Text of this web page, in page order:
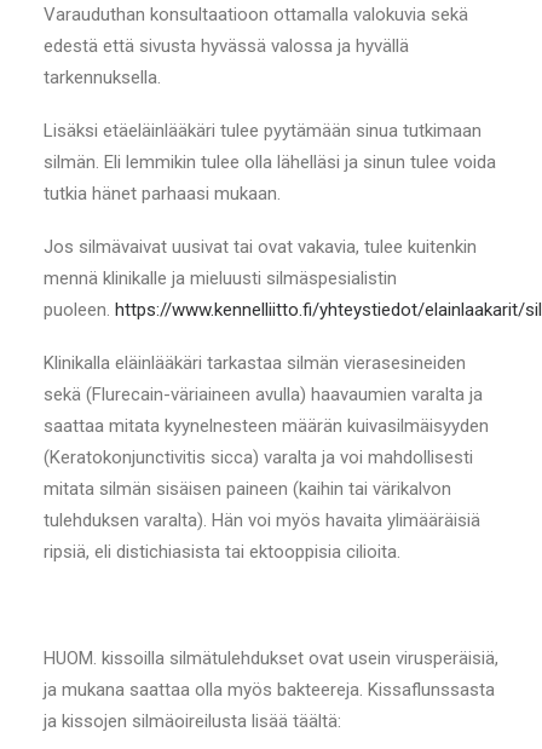
Varauduthan konsultaatioon ottamalla valokuvia sekä
edestä että sivusta hyvässä valossa ja hyvällä
tarkennuksella.
Lisäksi etäeläinlääkäri tulee pyytämään sinua tutkimaan
silmän. Eli lemmikin tulee olla lähelläsi ja sinun tulee voida
tutkia hänet parhaasi mukaan.
Jos silmävaivat uusivat tai ovat vakavia, tulee kuitenkin
mennä klinikalle ja mieluusti silmäspesialistin
puoleen. https://www.kennelliitto.fi/yhteystiedot/elainlaakarit/
Klinikalla eläinlääkäri tarkastaa silmän vierasesineiden
sekä (Flurecain-väriaineen avulla) haavaumien varalta ja
saattaa mitata kyynelnesteen määrän kuivasilmäisyyden
(Keratokonjunctivitis sicca) varalta ja voi mahdollisesti
mitata silmän sisäisen paineen (kaihin tai värikalvon
tulehduksen varalta). Hän voi myös havaita ylimääräisiä
ripsiä, eli distichiasista tai ektooppisia cilioita.
HUOM. kissoilla silmätulehdukset ovat usein virusperäisiä,
ja mukana saattaa olla myös bakteereja. Kissaflunssasta
ja kissojen silmäoireilusta lisää täältä: